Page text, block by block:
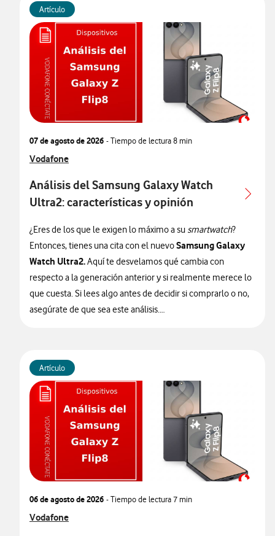
Artículo
07 de agosto de 2026 - Tiempo de lectura8 min
Ver más articulos relacionados con
Vodafone
Análisis del Samsung Galaxy Watch
Ultra2: características y opinión
¿Eres de los que le exigen lo máximo a su smartwatch?
Entonces, tienes una cita con el nuevoSamsung Galaxy
Watch Ultra2.Aquí te desvelamos qué cambia con
respecto a la generación anterior y si realmente merece lo
que cuesta. Si lees algo antes de decidir si comprarlo o no,
asegúrate de que sea este análisis.
Galaxy Watch Ultra2 financiado
14€/mes junto a tu tarifa.
Artículo
06 de agosto de 2026 - Tiempo de lectura7 min
Ver más articulos relacionados con
Vodafone